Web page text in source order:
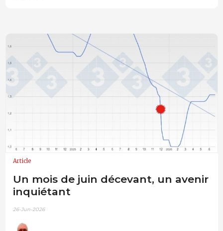
Article
Un mois de juin décevant, un avenir
inquiétant
26-Jun-2026